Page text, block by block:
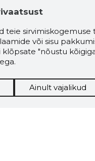
teie sirvimiskogemuse
või sisu
klõpsate "nõustu
Ainult vajalikud